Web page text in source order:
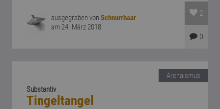
ausgegraben vonSchnurrhaar
am 24. März 2018
2
0
Archaismus
Substantiv
Tingeltangel